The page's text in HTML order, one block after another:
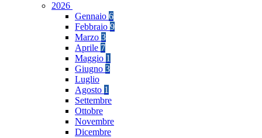
2026
Gennaio 6
Febbraio 9
Marzo 3
Aprile 7
Maggio 1
Giugno 3
Luglio
Agosto 1
Settembre
Ottobre
Novembre
Dicembre